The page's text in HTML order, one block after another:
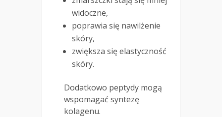
widoczne,
poprawia się nawilżenie
skóry,
zwiększa się elastyczność
skóry.
Dodatkowo peptydy mogą
wspomagać syntezę
kolagenu.